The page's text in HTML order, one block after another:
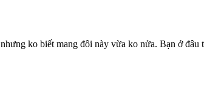
ko biết mang đôi này vừa ko nửa. Bạn ở đâu